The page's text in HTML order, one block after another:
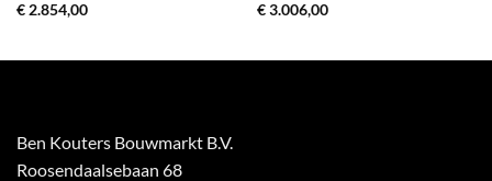
€2.854,00
€3.006,00
Ben Kouters Bouwmarkt B.V.
Roosendaalsebaan 68